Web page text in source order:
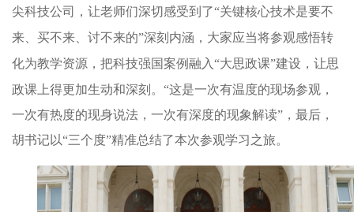
尖科技公司 ， 让老师们深切感受到 了“关键核心技术是要不
来、买不来、讨不来的”深刻内涵 ，大家应当将参观感悟转
化为教学资源，把科技强国案例融入“大思政课”建设 ，让思
政课上得更加生动和深刻。 “这是一次有温度的现场参观，
一次有热度的现身说法，一次有深度的现象解读”，最后，
胡书记以“三个度”精准总结了本次参观学习之旅。